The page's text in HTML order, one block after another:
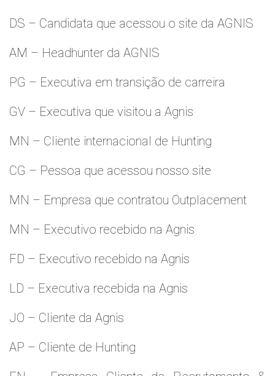
DS – Candidata que acessou o site da AGNIS
AM – Headhunter da AGNIS
PG – Executiva em transição de carreira
GV – Executiva que visitou a Agnis
MN – Cliente internacional de Hunting
CG – Pessoa que acessou nosso site
MN – Empresa que contratou Outplacement
MN – Executivo recebido na Agnis
FD – Executivo recebido na Agnis
LD – Executiva recebida na Agnis
JO – Cliente da Agnis
AP – Cliente de Hunting